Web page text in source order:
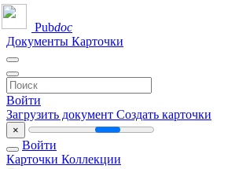
Pubdoc
Документы Карточки
Войти
Загрузить документ Создать карточки
×
Войти
Карточки Коллекции